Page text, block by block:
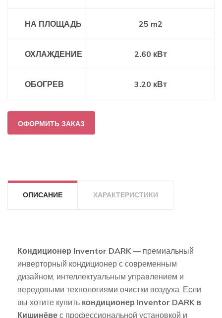
НА ПЛОЩАДЬ 25 m2
ОХЛАЖДЕНИЕ 2.60 кВт
ОБОГРЕВ 3.20 кВт
ОФОРМИТЬ ЗАКАЗ
ОПИСАНИЕ ХАРАКТЕРИСТИКИ
Кондиционер Inventor DARK— премиальный
инверторный кондиционер с современным
дизайном, интеллектуальным управлением и
передовыми технологиями очистки воздуха. Если
вы хотите купить кондиционер Inventor DARK в
Кишинёве с профессиональной установкой и